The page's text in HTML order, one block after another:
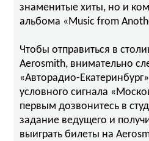
знаменитые хиты, но и
альбома «Music from
Чтобы отправиться в
Aerosmith, внимательно
«Авторадио-
условного сигнала
первым дозвонитесь в
задание ведущего и
выиграть билеты на